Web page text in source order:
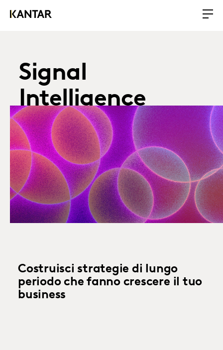
Signal
Intelligence
Costruisci strategie di lungo
periodo che fanno crescere il tuo
business